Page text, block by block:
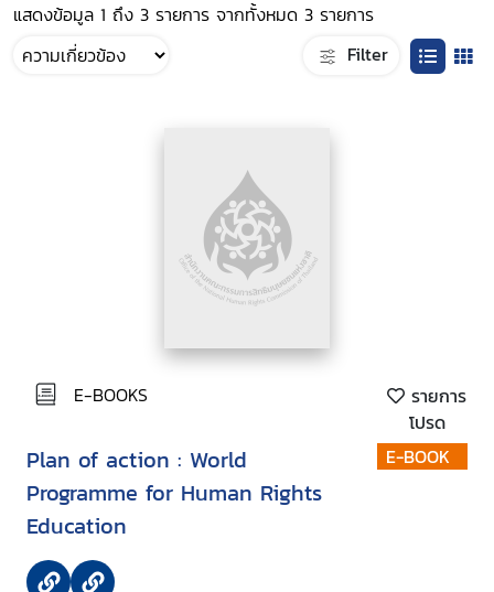
แสดงข้อมูล 1 ถึง 3 รายการ จากทั้งหมด 3 รายการ
Filter
E-BOOKS
รายการ
โปรด
Plan of action : World
Programme for Human Rights
Education
E-BOOK